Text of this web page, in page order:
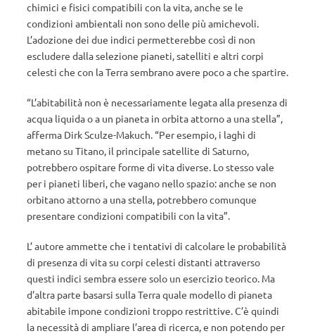
chimici e fisici compatibili con la vita, anche se le
condizioni ambientali non sono delle più amichevoli.
L’adozione dei due indici permetterebbe così di non
escludere dalla selezione pianeti, satelliti e altri corpi
celesti che con la Terra sembrano avere poco a che spartire.
“L’abitabilità non è necessariamente legata alla presenza di
acqua liquida o a un pianeta in orbita attorno a una stella”,
afferma Dirk Sculze-Makuch. “Per esempio, i laghi di
metano su Titano, il principale satellite di Saturno,
potrebbero ospitare forme di vita diverse. Lo stesso vale
per i pianeti liberi, che vagano nello spazio: anche se non
orbitano attorno a una stella, potrebbero comunque
presentare condizioni compatibili con la vita”.
L’ autore ammette che i tentativi di calcolare le probabilità
di presenza di vita su corpi celesti distanti attraverso
questi indici sembra essere solo un esercizio teorico. Ma
d’altra parte basarsi sulla Terra quale modello di pianeta
abitabile impone condizioni troppo restrittive. C’è quindi
la necessità di ampliare l’area di ricerca, e non potendo per